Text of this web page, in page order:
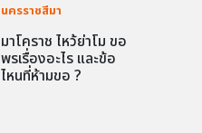
นครราชสีมา
มาโคราช ไหว้ย่าโม ขอ
พรเรื่องอะไร และข้อ
ไหนที่ห้ามขอ ?